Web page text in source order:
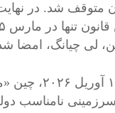
متوقف شد. در
لی چیانگ، امضا
سرانجام، در ۱۴
نامناسب